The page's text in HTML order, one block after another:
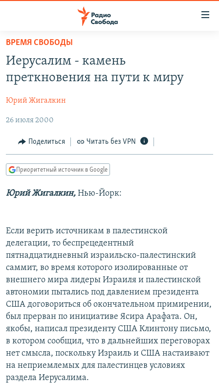
упрощенного
доступа
основному
Вернутся
главной
навигации
Вернутся
поиску
ПОДКАСТЫ
АВТОРСКИЕ ПРОЕКТЫ
ЦИТАТЫ СВОБОДЫ
МНЕНИЯ
КУЛЬТУРА
IDEL.РЕАЛИИ
КАВКАЗ.РЕАЛИИ
СЕВЕР.РЕАЛИИ
РАСПИСАНИЕ ВЕЩАНИЯ
ПОДПИШИТЕСЬ НА РАССЫЛКУ
СОЦИАЛЬНЫЕ СЕТИ
Все сайты РСЕ/РС
ВРЕМЯ СВОБОДЫ
Иерусалим - камень
преткновения на пути к миру
Юрий Жигалкин
26 июля 2000
Поделиться Читать без VPN
Приоритетный источник в Google
Юрий Жигалкин, Нью-Йорк:
Если верить источникам в палестинской
делегации, то беспрецедентный
пятнадцатидневный израильско-палестинский
саммит, во время которого изолированные от
внешнего мира лидеры Израиля и палестинской
автономии пытались под давлением президента
США договориться об окончательном примирении,
был прерван по инициативе Ясира Арафата. Он,
якобы, написал президенту США Клинтону письмо,
в котором сообщил, что в дальнейших переговорах
нет смысла, поскольку Израиль и США настаивают
на неприемлемых для палестинцев условиях
раздела Иерусалима.